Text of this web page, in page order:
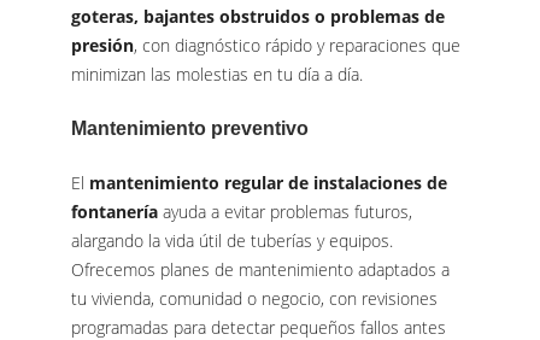
goteras, bajantes obstruidos o problemas de
presión, con diagnóstico rápido y reparaciones que
minimizan las molestias en tu día a día.
Mantenimiento preventivo
El mantenimiento regular de instalaciones de
fontanería ayuda a evitar problemas futuros,
alargando la vida útil de tuberías y equipos.
Ofrecemos planes de mantenimiento adaptados a
tu vivienda, comunidad o negocio, con revisiones
programadas para detectar pequeños fallos antes